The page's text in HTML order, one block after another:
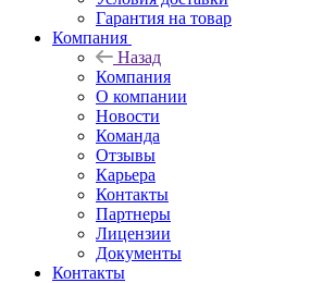
Гарантия на товар
Компания
Назад
Компания
О компании
Новости
Команда
Отзывы
Карьера
Контакты
Партнеры
Лицензии
Документы
Контакты